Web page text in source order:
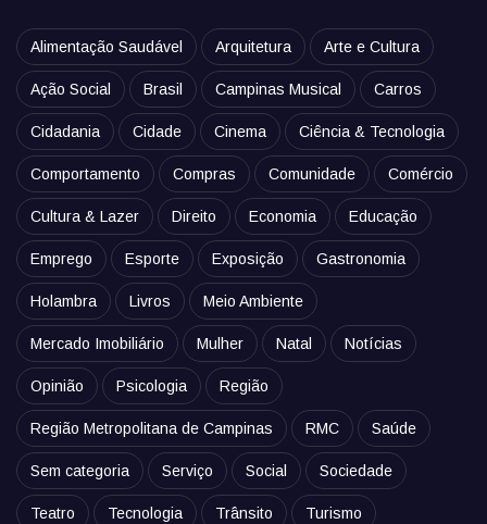
Alimentação Saudável Arquitetura Arte e Cultura
Ação Social Brasil Campinas Musical Carros
Cidadania Cidade Cinema Ciência & Tecnologia
Comportamento Compras Comunidade Comércio
Cultura & Lazer Direito Economia Educação
Emprego Esporte Exposição Gastronomia
Holambra Livros Meio Ambiente
Mercado Imobiliário Mulher Natal Notícias
Opinião Psicologia Região
Região Metropolitana de Campinas RMC Saúde
Sem categoria Serviço Social Sociedade
Teatro Tecnologia Trânsito Turismo